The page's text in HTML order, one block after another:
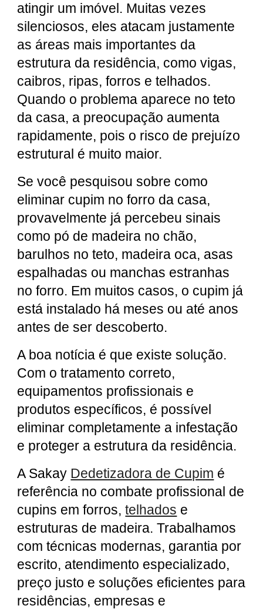
atingir um imóvel. Muitas vezes
silenciosos, eles atacam justamente
as áreas mais importantes da
estrutura da residência, como vigas,
caibros, ripas, forros e telhados.
Quando o problema aparece no teto
da casa, a preocupação aumenta
rapidamente, pois o risco de prejuízo
estrutural é muito maior.
Se você pesquisou sobre como
eliminar cupim no forro da casa,
provavelmente já percebeu sinais
como pó de madeira no chão,
barulhos no teto, madeira oca, asas
espalhadas ou manchas estranhas
no forro. Em muitos casos, o cupim já
está instalado há meses ou até anos
antes de ser descoberto.
A boa notícia é que existe solução.
Com o tratamento correto,
equipamentos profissionais e
produtos específicos, é possível
eliminar completamente a infestação
e proteger a estrutura da residência.
A Sakay Dedetizadora de Cupim é
referência no combate profissional de
cupins em forros,telhados e
estruturas de madeira. Trabalhamos
com técnicas modernas, garantia por
escrito, atendimento especializado,
preço justo e soluções eficientes para
residências, empresas e